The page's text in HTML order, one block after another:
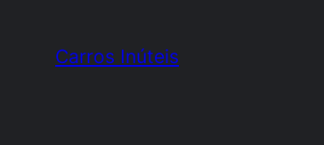
Carros Inúteis